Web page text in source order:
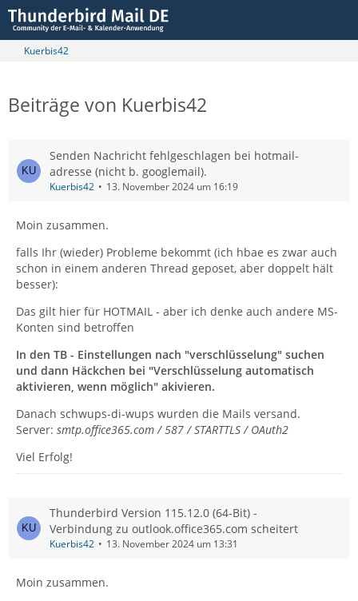
Kuerbis42
Beiträge von Kuerbis42
Senden Nachricht fehlgeschlagen bei hotmail-
adresse (nicht b. googlemail).
Kuerbis42 13. November 2024 um 16:19
Moin zusammen.
falls Ihr (wieder) Probleme bekommt (ich hbae es zwar auch
schon in einem anderen Thread geposet, aber doppelt hält
besser):
Das gilt hier für HOTMAIL - aber ich denke auch andere MS-
Konten sind betroffen
In den TB - Einstellungen nach "verschlüsselung" suchen
und dann Häckchen bei "Verschlüsselung automatisch
aktivieren, wenn möglich" akivieren.
Danach schwups-di-wups wurden die Mails versand.
Server: smtp.office365.com / 587 / STARTTLS / OAuth2
Viel Erfolg!
Thunderbird Version 115.12.0 (64-Bit) -
Verbindung zu outlook.office365.com scheitert
Kuerbis42 13. November 2024 um 13:31
Moin zusammen.